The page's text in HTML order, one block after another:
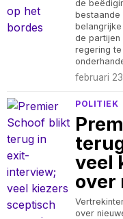
de
bestaande
de partijen
regering te
februari
POLITIEK
veel
over
over